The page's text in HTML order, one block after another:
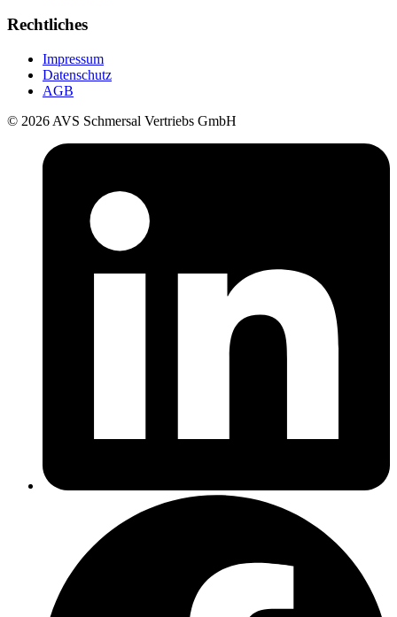
Rechtliches
Impressum
Datenschutz
AGB
© 2026 AVS Schmersal Vertriebs GmbH